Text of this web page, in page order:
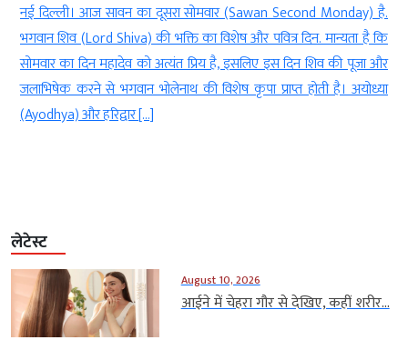
नई दिल्ली। आज सावन का दूसरा सोमवार (Sawan Second Monday) है.
भगवान शिव (Lord Shiva) की भक्ति का विशेष और पवित्र दिन. मान्यता है कि
सोमवार का दिन महादेव को अत्यंत प्रिय है, इसलिए इस दिन शिव की पूजा और
जलाभिषेक करने से भगवान भोलेनाथ की विशेष कृपा प्राप्त होती है। अयोध्या
(Ayodhya) और हरिद्वार […]
लेटेस्ट
August 10, 2026
आईने में चेहरा गौर से देखिए, कहीं शरीर...